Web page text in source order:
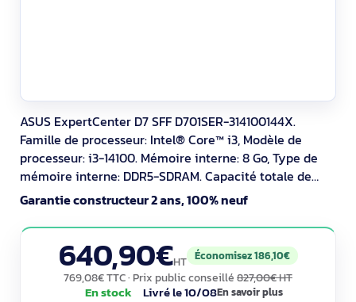
ASUS ExpertCenter D7 SFF D701SER-314100144X.
Famille de processeur: Intel® Core™ i3, Modèle de
processeur: i3-14100. Mémoire interne: 8 Go, Type de
mémoire interne: DDR5-SDRAM. Capacité totale de
stockage: 256 Go, Supports de stockage: SSD. Modèle
d'adaptateur graphique inclus: Intel UHD Graphics 730.
Wifi. Système d'exploitation installé: Windows 11 Pro,
Architecture du système d'exploitation:
Garantie constructeur 2 ans, 100% neuf
640,90€HT Économisez 186,10€
769,08€ TTC· Prix public conseillé 827,00€ HT
En stock Livré le 10/08En savoir plus